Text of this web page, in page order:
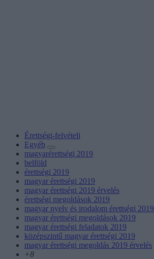
Érettségi-felvételi
Egyéb
magyarérettségi 2019
belföld
érettségi 2019
magyar érettségi 2019
magyar érettségi 2019 érvelés
érettségi megoldások 2019
magyar nyelv és irodalom érettségi 2019
magyar érettségi megoldások 2019
magyar érettségi feladatok 2019
középszintű magyar érettségi 2019
magyar érettségi megoldás 2019 érvelés
+8